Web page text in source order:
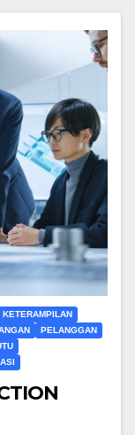
KETERAMPILAN
PELANGGAN